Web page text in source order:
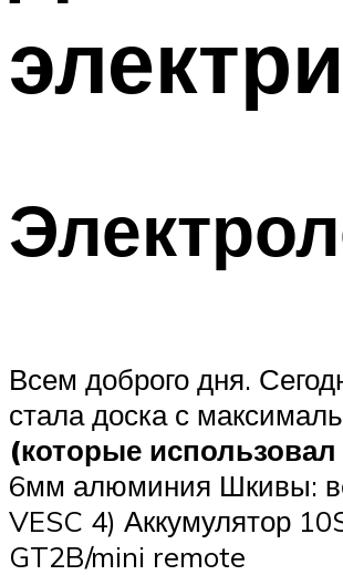
Всем доброго дня.
стала доска с
(которые использовал
6мм алюминия Шкивы:
VESC 4) Аккумулятор
GT2B/mini remote